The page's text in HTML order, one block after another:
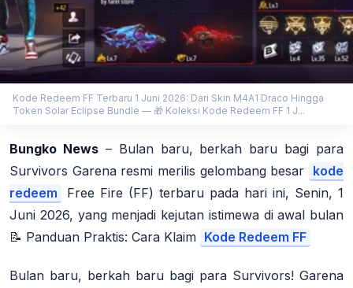
Kode Redeem FF Terbaru 1 Juni 2026: Dari Skin M4A1 Draco Hingga
Token Solar Eclipse Bundle — 🎁 Koleksi Kode Redeem FF 1 J...
Bungko News– Bulan baru, berkah baru bagi para
Survivors Garena resmi merilis gelombang besar kode
redeem
Free Fire (FF) terbaru pada hari ini, Senin, 1
Juni 2026, yang menjadi kejutan istimewa di awal bulan
📝 Panduan Praktis: Cara Klaim Kode Redeem FF
Bulan baru, berkah baru bagi para Survivors! Garena